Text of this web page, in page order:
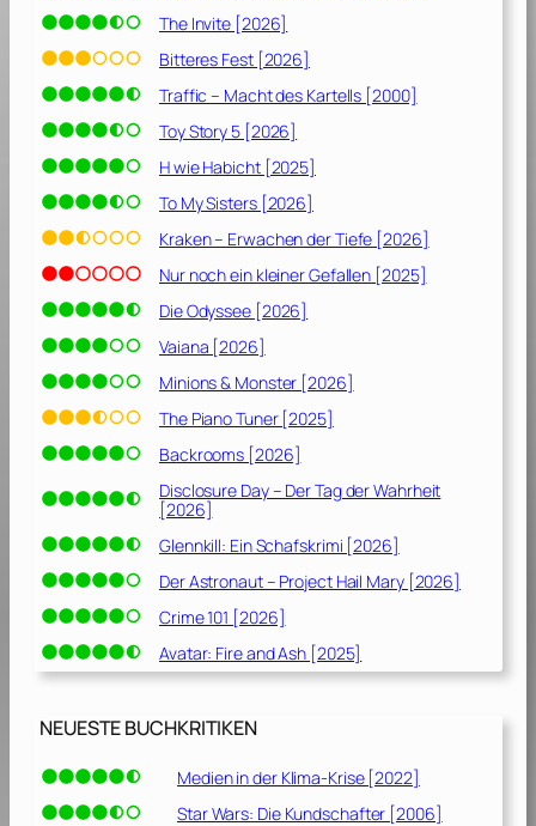
The Invite [2026]
Bitteres Fest [2026]
Traffic – Macht des Kartells [2000]
Toy Story 5 [2026]
H wie Habicht [2025]
To My Sisters [2026]
Kraken – Erwachen der Tiefe [2026]
Nur noch ein kleiner Gefallen [2025]
Die Odyssee [2026]
Vaiana [2026]
Minions & Monster [2026]
The Piano Tuner [2025]
Backrooms [2026]
Disclosure Day – Der Tag der Wahrheit
[2026]
Glennkill: Ein Schafskrimi [2026]
Der Astronaut – Project Hail Mary [2026]
Crime 101 [2026]
Avatar: Fire and Ash [2025]
NEUESTE BUCHKRITIKEN
Medien in der Klima-Krise [2022]
Star Wars: Die Kundschafter [2006]